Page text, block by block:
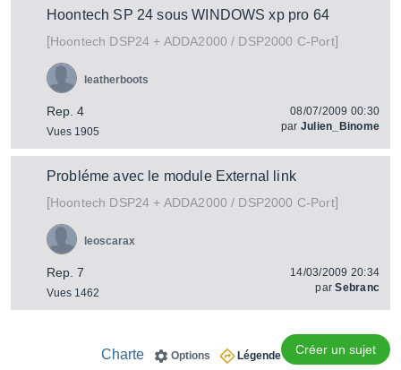
Hoontech SP 24 sous WINDOWS xp pro 64
[Hoontech DSP24 + ADDA2000 / DSP2000 C-Port]
Rep. 4
Vues 1905
leatherboots
08/07/2009 00:30
par Julien_Binome
Probléme avec le module External link
[Hoontech DSP24 + ADDA2000 / DSP2000 C-Port]
Rep. 7
Vues 1462
leoscarax
14/03/2009 20:34
parSebranc
Créer un sujet
Légende
Options
Charte